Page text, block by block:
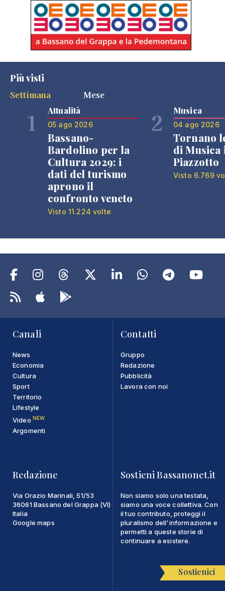
Più visti
Settimana
Mese
1 Attualità
05 ago 2026
Bassano-
Bardolino per la
Cultura 2029: i
dati del turismo
aprono il
confronto veneto
Visto 11.224 volte
2 Musica
04 ago 2026
Tornano
di Musica
Piazzotto
Visto 6.769
Canali
News
Economia
Cultura
Sport
Territorio
Lifestyle
Video NEW
Argomenti
Contatti
Gruppo
Redazione
Pubblicità
Lavora con noi
Redazione
Via Orazio Marinali, 51/53
36061 Bassano del Grappa (VI)
Italia
Google maps
Sostieni Bassanonet.it
Non siamo solo una testata,
siamo una voce collettiva. Con
il tuo contributo, proteggi il
pluralismo dell'informazione e
permetti a queste storie di
continuare a esistere.
Sostienici